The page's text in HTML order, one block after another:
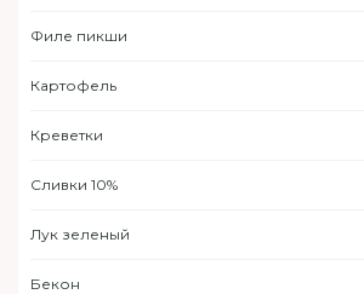
Филе пикши
Картофель
Креветки
Сливки 10%
Лук зеленый
Бекон